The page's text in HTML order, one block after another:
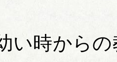
い時から